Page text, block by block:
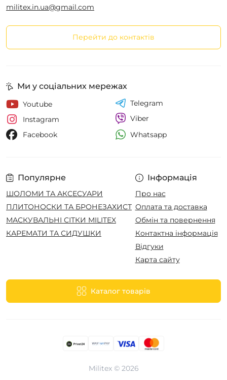
militex.in.ua@gmail.com
Перейти до контактів
Популярне
ШОЛОМИ ТА АКСЕСУАРИ
ПЛИТОНОСКИ ТА БРОНЕЗАХИСТ
МАСКУВАЛЬНІ СІТКИ MILITEX
КАРЕМАТИ ТА СИДУШКИ
Інформація
Про нас
Оплата та доставка
Обмін та повернення
Контактна інформація
Відгуки
Карта сайту
Каталог товарів
Ми у соціальних мережах
Youtube
Instagram
Facebook
Telegram
Viber
Whatsapp
Militex © 2026